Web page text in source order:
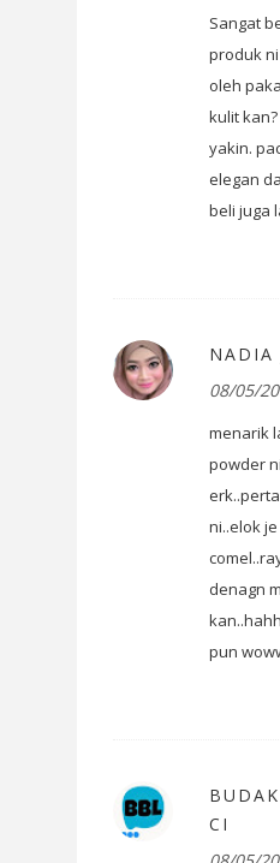
Sangat
produk
oleh
kulit
yakin.
elegan
beli juga
NADIA
08/05/
menarik
powder
ni..elok
denagn
pun
CI